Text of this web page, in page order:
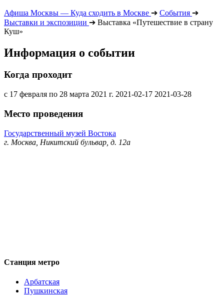
Афиша Москвы — Куда сходить в Москве ➔ События ➔
Выставки и экспозиции ➔ Выставка «Путешествие в страну
Куш»
Информация о событии
Когда проходит
с 17 февраля по 28 марта 2021 г. 2021-02-17 2021-03-28
Место проведения
Государственный музей Востока
г. Москва, Никитский бульвар, д. 12а
Станция метро
Арбатская
Пушкинская